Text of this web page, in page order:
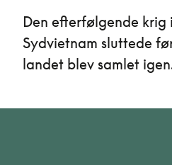
Den efterfølgende
Sydvietnam sluttede
landet blev samlet